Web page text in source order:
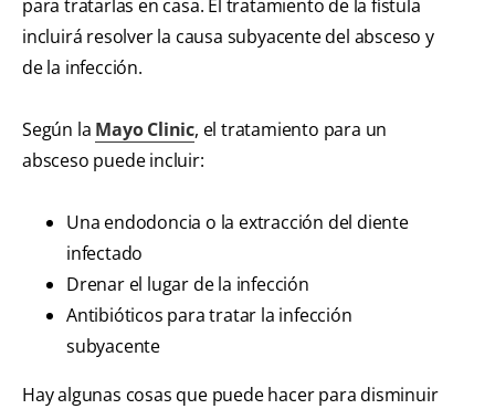
para tratarlas en casa. El tratamiento de la fístula
incluirá resolver la causa subyacente del absceso y
de la infección.
Según la Mayo Clinic, el tratamiento para un
absceso puede incluir:
Una endodoncia o la extracción del diente
infectado
Drenar el lugar de la infección
Antibióticos para tratar la infección
subyacente
Hay algunas cosas que puede hacer para disminuir